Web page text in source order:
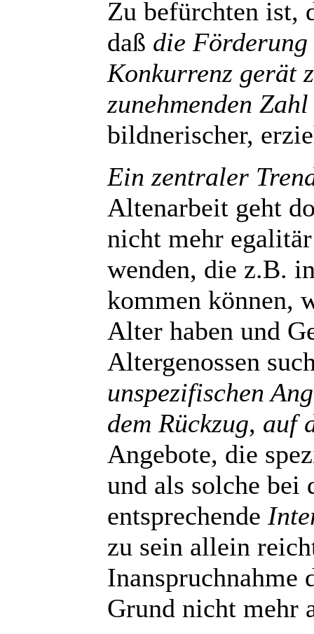
Zu befürchten ist,
daß die
Konkurrenz gerät
zunehmenden
bildnerischer,
Ein zentraler
Altenarbeit geht
nicht mehr
wenden, die z.B.
kommen können,
Alter haben und
Altergenossen
unspezifischen
dem Rückzug, auf
Angebote, die
und als solche bei
entsprechende
zu sein allein
Inanspruchnahme
Grund nicht mehr